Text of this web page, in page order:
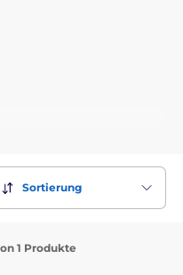
Sortierung
1 Produkte